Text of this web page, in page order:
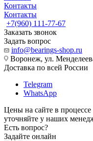
Контакты
Контакты
+7(960) 111-77-67
Заказать звонок
Задать вопрос
info@bearings-shop.ru
Воронеж, ул.
Доставка по всей России
Telegram
WhatsApp
Цены на сайте в
уточняйте у наших
Есть вопрос?
Задайте онлайн